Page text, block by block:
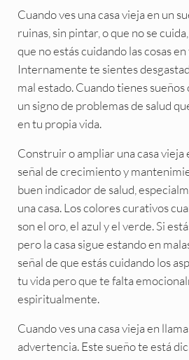
Cuando ves una casa vieja en un
ruinas, sin pintar, o que no se
que no estás cuidando las cosas
Internamente te sientes
mal estado. Cuando tienes
un signo de problemas de salud
en tu propia vida.
Construir o ampliar una casa vieja
señal de crecimiento y
buen indicador de salud,
una casa. Los colores curativos
son el oro, el azul y el verde. Si
pero la casa sigue estando en
señal de que estás cuidando los
tu vida pero que te falta
espiritualmente.
Cuando ves una casa vieja en
advertencia. Este sueño te está